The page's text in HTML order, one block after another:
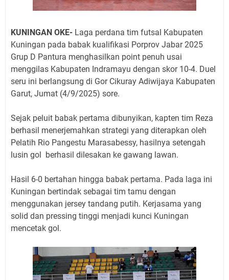
KUNINGAN OKE- Laga perdana tim futsal Kabupaten
Kuningan pada babak kualifikasi Porprov Jabar 2025
Grup D Pantura menghasilkan point penuh usai
menggilas Kabupaten Indramayu dengan skor 10-4. Duel
seru ini berlangsung di Gor Cikuray Adiwijaya Kabupaten
Garut, Jumat (4/9/2025) sore.
Sejak peluit babak pertama dibunyikan, kapten tim Reza
berhasil menerjemahkan strategi yang diterapkan oleh
Pelatih Rio Pangestu Marasabessy, hasilnya setengah
lusin gol berhasil dilesakan ke gawang lawan.
Hasil 6-0 bertahan hingga babak pertama. Pada laga ini
Kuningan bertindak sebagai tim tamu dengan
menggunakan jersey tandang putih. Kerjasama yang
solid dan pressing tinggi menjadi kunci Kuningan
mencetak gol.